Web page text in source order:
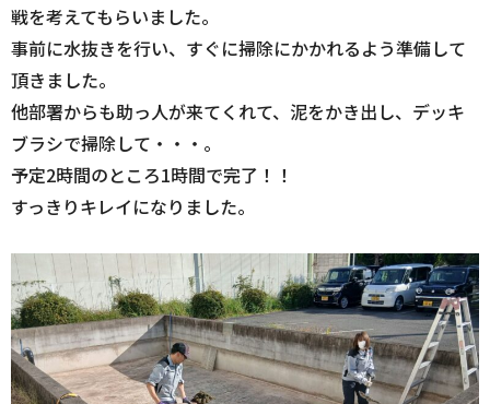
戦を考えてもらいました。
事前に水抜きを行い、すぐに掃除にかかれるよう準備して
頂きました。
他部署からも助っ人が来てくれて、泥をかき出し、デッキ
ブラシで掃除して・・・。
予定2時間のところ1時間で完了！！
すっきりキレイになりました。